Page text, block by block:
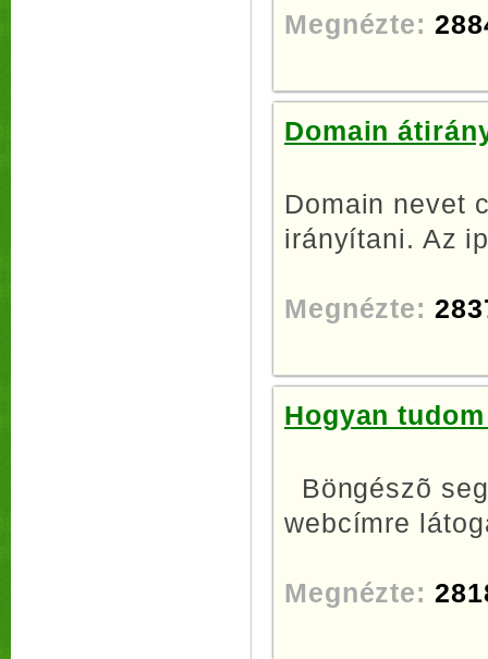
Megnézte:
Domain
Domain nevet
irányítani. Az
Megnézte:
Hogyan
Böngészõ
webcímre
Megnézte: